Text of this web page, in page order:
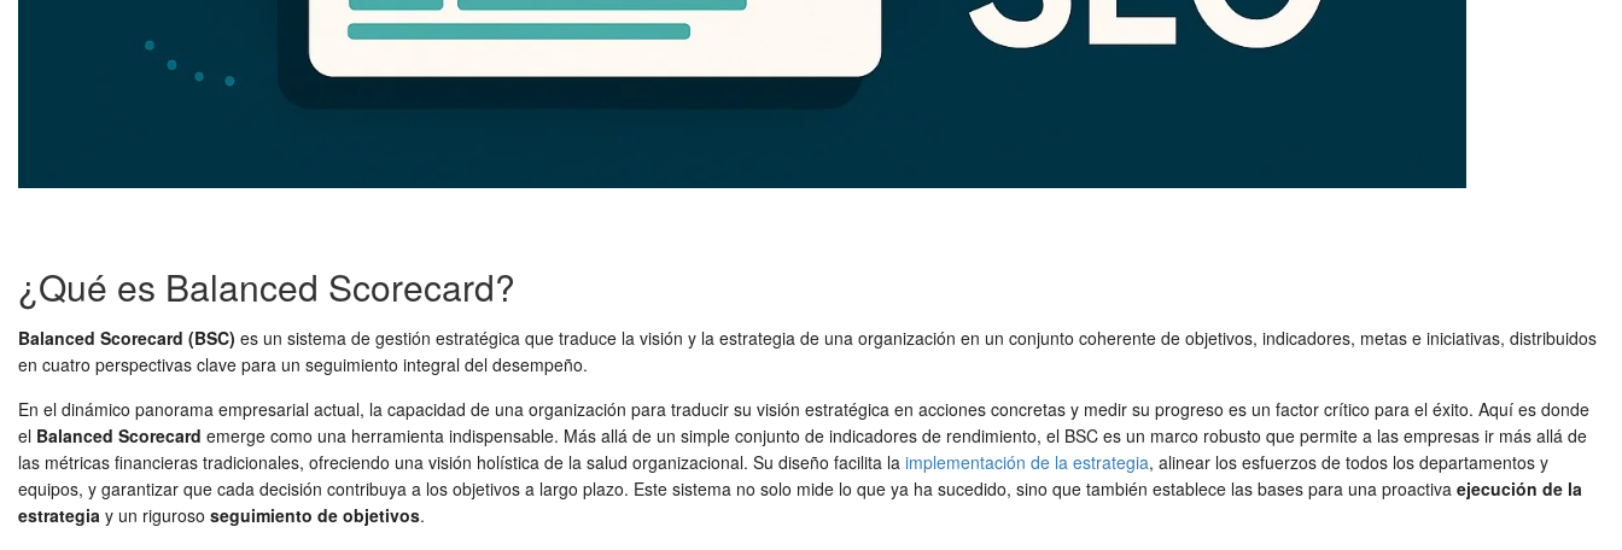
¿Qué es Balanced Scorecard?
Balanced Scorecard (BSC) es un sistema de gestión estratégica que traduce la visión y la estrategia de una organización en un conjunto coherente de objetivos, indicadores, metas e iniciativas, distribuidos
en cuatro perspectivas clave para un seguimiento integral del desempeño.
En el dinámico panorama empresarial actual, la capacidad de una organización para traducir su visión estratégica en acciones concretas y medir su progreso es un factor crítico para el éxito. Aquí es donde
el Balanced Scorecard emerge como una herramienta indispensable. Más allá de un simple conjunto de indicadores de rendimiento, el BSC es un marco robusto que permite a las empresas ir más allá de
las métricas financieras tradicionales, ofreciendo una visión holística de la salud organizacional. Su diseño facilita la implementación de la estrategia, alinear los esfuerzos de todos los departamentos y
equipos, y garantizar que cada decisión contribuya a los objetivos a largo plazo. Este sistema no solo mide lo que ya ha sucedido, sino que también establece las bases para una proactiva ejecución de la
estrategia y un riguroso seguimiento de objetivos.